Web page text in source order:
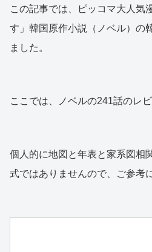
この記事では、ピッコマ大人気
す」韓国原作小説（ノベル）の
ました。
ここでは、ノベルの241話のレ
個人的に地図と年表と家系図相
式ではありませんので、ご参考